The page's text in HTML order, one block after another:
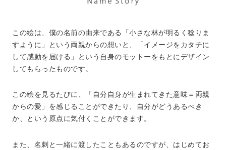
この絵は、僕の名前の由来である「小さな林が明るく稔りま
すように」という両親からの想いと、「イメージをカタチに
して感動を届ける」という自身のモットーをもとにデザイン
してもらったものです。
この絵を見るたびに、「自分自身が生まれてきた意味＝両親
からの愛」を感じることができたり、自分がどうあるべき
か、という原点に気付くことができます。
また、名刺と一緒に渡したこともあるのですが、はじめてお